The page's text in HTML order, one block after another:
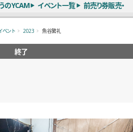
のYCAM イベント一覧 前売り券販売・
ベント 2023 魚谷繁礼
終了
イド